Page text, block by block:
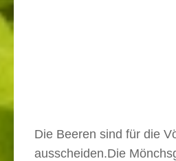
Die Beeren sind für die
ausscheiden.Die